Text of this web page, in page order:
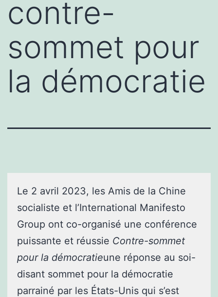
contre-
sommet pour
la démocratie
Le 2 avril 2023, les Amis de la Chine
socialiste et l’International Manifesto
Group ont co-organisé une conférence
puissante et réussie Contre-sommet
pour la démocratieune réponse au soi-
disant sommet pour la démocratie
parrainé par les États-Unis qui s’est